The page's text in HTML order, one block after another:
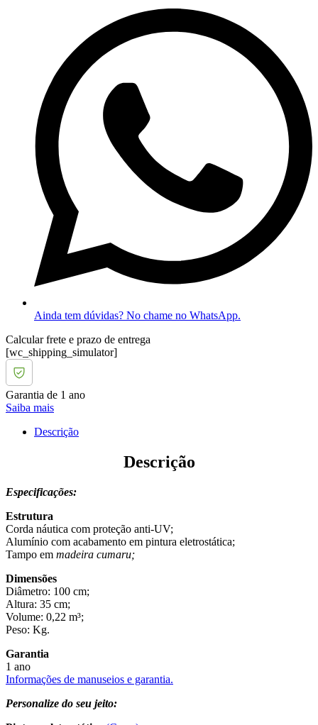
Ainda tem dúvidas? No chame no WhatsApp.
Calcular frete e prazo de entrega
[wc_shipping_simulator]
Garantia de 1 ano
Saiba mais
Descrição
Descrição
Especificações:
Estrutura
Corda náutica com proteção anti-UV;
Alumínio com acabamento em pintura eletrostática;
Tampo em madeira cumaru;
Dimensões
Diâmetro: 100 cm;
Altura: 35 cm;
Volume: 0,22 m³;
Peso: Kg.
Garantia
1 ano
Informações de manuseios e garantia.
Personalize do seu jeito: